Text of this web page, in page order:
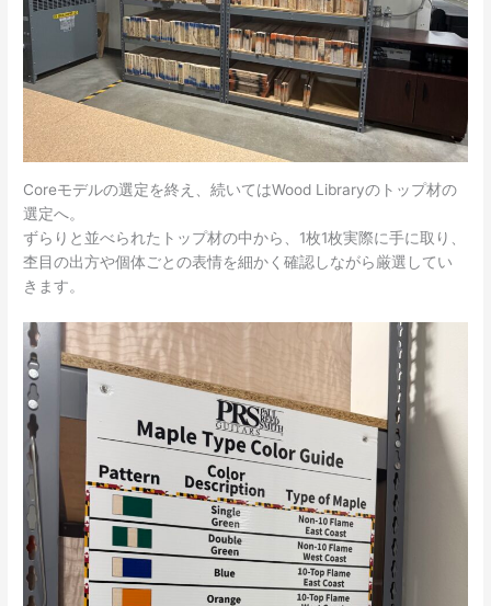
Coreモデルの選定を終え、続いてはWood Libraryのトップ材の
選定へ。
ずらりと並べられたトップ材の中から、1枚1枚実際に手に取り、
杢目の出方や個体ごとの表情を細かく確認しながら厳選してい
きます。